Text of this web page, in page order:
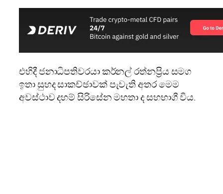
එහිදී ජනාධිපතිවරයා කර්නල් රත්නප්‍රිය සමග
ඉතා සුහද සාකච්ඡාවක් පැවැති අතර මෙම
අවස්ථාව දහම් සිරිසේන මහතා ද සහභාගී විය.